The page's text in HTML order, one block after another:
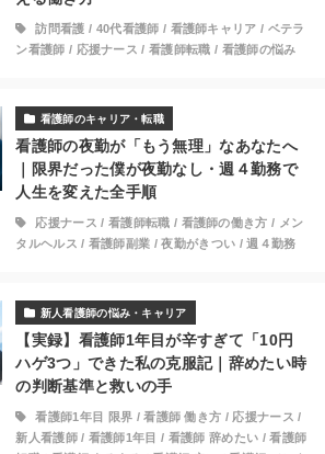
訪問看護 / 40代看護師 / 看護師キャリア / ベテラ
ン看護師 / 応援ナース /看護師転職 / 看護師の悩み
看護師のキャリア・転職
看護師の夜勤が「もう無理」なあなたへ
｜限界だった僕が夜勤なし・週４勤務で
人生を変えた全手順
応援ナース / 看護師転職 / 看護師の働き方 / メン
タルヘルス / 看護師副業 /夜勤がきつい /週４勤務
新人看護師の悩み・キャリア
【実録】看護師1年目が辛すぎて「10円
ハゲ3つ」できた私の克服記｜辞めたい時
の判断基準と救いの手
看護師1年目 限界 /看護師 働き方 / 応援ナース /
新人看護師/ 看護師1年目 / 看護師 辞めたい /看護師